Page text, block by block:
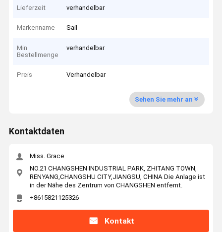
Lieferzeit verhandelbar
Markenname Sail
Min
Bestellmenge
verhandelbar
Preis Verhandelbar
Sehen Sie mehr an
Kontaktdaten
Miss. Grace
NO.21 CHANGSHEN INDUSTRIAL PARK, ZHITANG TOWN,
RENYANG,CHANGSHU CITY,JIANGSU, CHINA Die Anlage ist
in der Nähe des Zentrum von CHANGSHEN entfernt.
+8615821125326
Kontakt